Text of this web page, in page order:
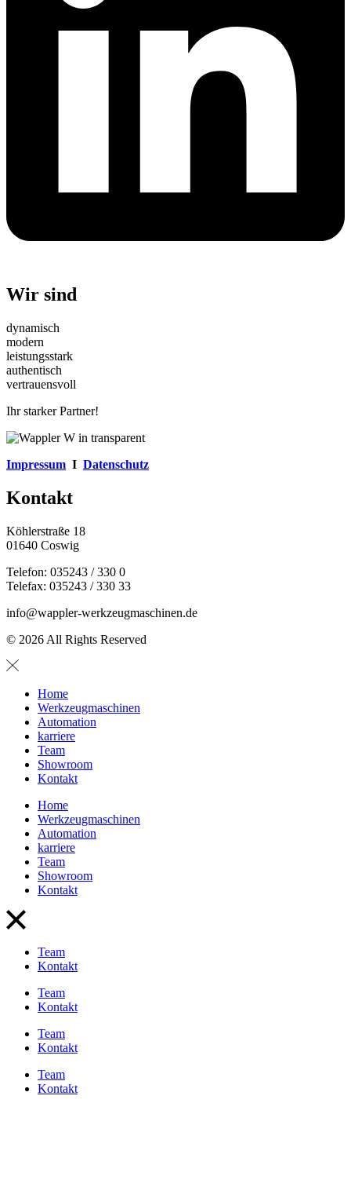
Wir sind
dynamisch
modern
leistungsstark
authentisch
vertrauensvoll
Ihr starker Partner!
Impressum I Datenschutz
Kontakt
Köhlerstraße 18
01640 Coswig
Telefon: 035243 / 330 0
Telefax: 035243 / 330 33
info@wappler-werkzeugmaschinen.de
© 2026 All Rights Reserved
Home
Werkzeugmaschinen
Automation
karriere
Team
Showroom
Kontakt
Home
Werkzeugmaschinen
Automation
karriere
Team
Showroom
Kontakt
Team
Kontakt
Team
Kontakt
Team
Kontakt
Team
Kontakt